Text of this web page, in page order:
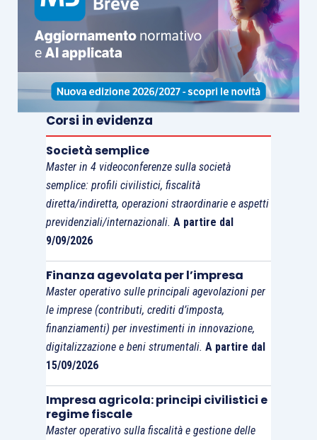
Corsi in evidenza
Società semplice
Master in 4 videoconferenze sulla società
semplice: profili civilistici, fiscalità
diretta/indiretta, operazioni straordinarie e aspetti
previdenziali/internazionali. A partire dal
9/09/2026
Finanza agevolata per l’impresa
Master operativo sulle principali agevolazioni per
le imprese (contributi, crediti d’imposta,
finanziamenti) per investimenti in innovazione,
digitalizzazione e beni strumentali. A partire dal
15/09/2026
Impresa agricola: principi civilistici e
regime fiscale
Master operativo sulla fiscalità e gestione delle